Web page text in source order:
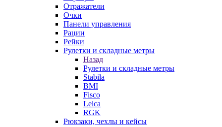
Отражатели
Очки
Панели управления
Рации
Рейки
Рулетки и складные метры
Назад
Рулетки и складные метры
Stabila
BMI
Fisco
Leica
RGK
Рюкзаки, чехлы и кейсы